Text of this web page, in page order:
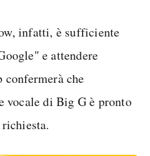
infatti, è sufficiente
e attendere
che
vocale di Big G è pronto